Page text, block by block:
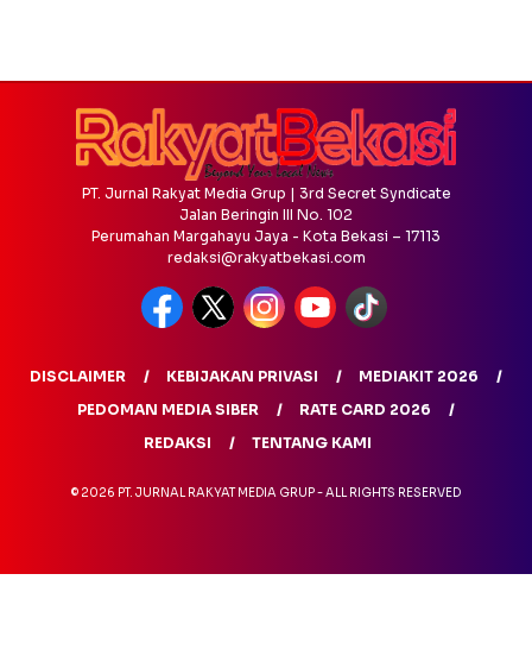
PT. Jurnal Rakyat Media Grup | 3rd Secret Syndicate
Jalan Beringin III No. 102
Perumahan Margahayu Jaya - Kota Bekasi – 17113
redaksi@rakyatbekasi.com
DISCLAIMER KEBIJAKAN PRIVASI
MEDIAKIT 2026
PEDOMAN MEDIA SIBER
RATE CARD 2026
REDAKSI
TENTANG KAMI
© 2026 PT. JURNAL RAKYAT MEDIA GRUP - ALL RIGHTS RESERVED